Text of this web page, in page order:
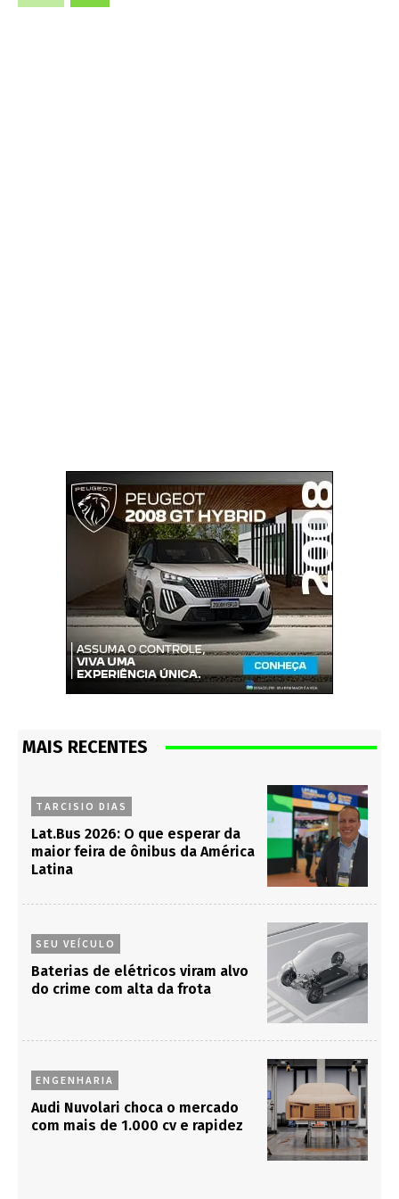
MAIS RECENTES
TARCISIO DIAS
Lat.Bus 2026: O que esperar da
maior feira de ônibus da América
Latina
SEU VEÍCULO
Baterias de elétricos viram alvo
do crime com alta da frota
ENGENHARIA
Audi Nuvolari choca o mercado
com mais de 1.000 cv e rapidez